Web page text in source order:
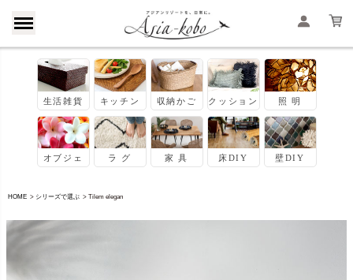
HOME シリーズで選ぶ Tilem elegan